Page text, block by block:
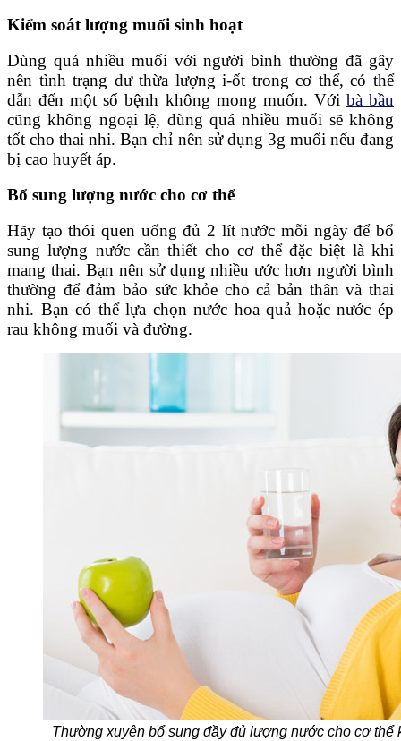
Kiểm soát lượng muối sinh hoạt
Dùng quá nhiều muối với người bình thường đã gây
nên tình trạng dư thừa lượng i-ốt trong cơ thể, có thể
dẫn đến một số bệnh không mong muốn. Với bà bầu
cũng không ngoại lệ, dùng quá nhiều muối sẽ không
tốt cho thai nhi. Bạn chỉ nên sử dụng 3g muối nếu đang
bị cao huyết áp.
Bổ sung lượng nước cho cơ thể
Hãy tạo thói quen uống đủ 2 lít nước mỗi ngày để bổ
sung lượng nước cần thiết cho cơ thể đặc biệt là khi
mang thai. Bạn nên sử dụng nhiều ước hơn người bình
thường để đảm bảo sức khỏe cho cả bản thân và thai
nhi. Bạn có thể lựa chọn nước hoa quả hoặc nước ép
rau không muối và đường.
Thường xuyên bổ sung đầy đủ lượng nước cho cơ thể